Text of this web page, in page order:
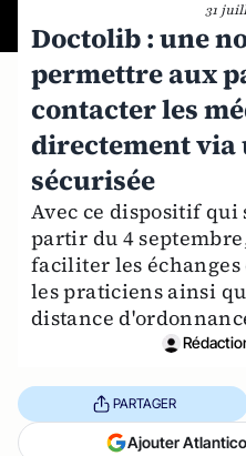
31
Doctolib : une
permettre aux
contacter les
directement via
sécurisée
Avec ce dispositif qui
partir du 4
faciliter les
les praticiens ainsi
distance
PARTAGER
Ajouter